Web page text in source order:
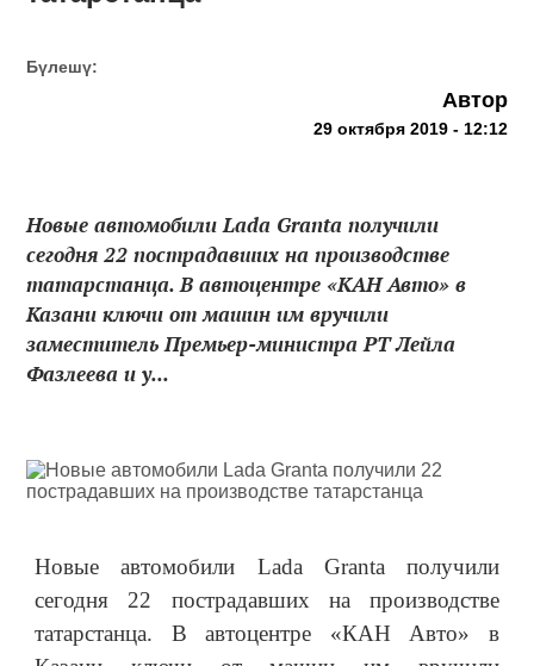
Бүлешү:
Автор
29 октября 2019 - 12:12
Новые автомобили Lada Granta получили
сегодня 22 пострадавших на производстве
татарстанца. В автоцентре «КАН Авто» в
Казани ключи от машин им вручили
заместитель Премьер-министра РТ Лейла
Фазлеева и у...
Новые автомобили Lada Granta получили
сегодня 22 пострадавших на производстве
татарстанца. В автоцентре «КАН Авто» в